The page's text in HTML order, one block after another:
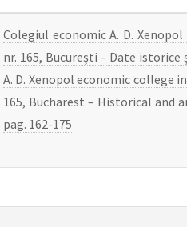
Colegiul economic A. D.
nr. 165, București – Date
A. D. Xenopol economic college
165, Bucharest – Historical and
pag. 162-175